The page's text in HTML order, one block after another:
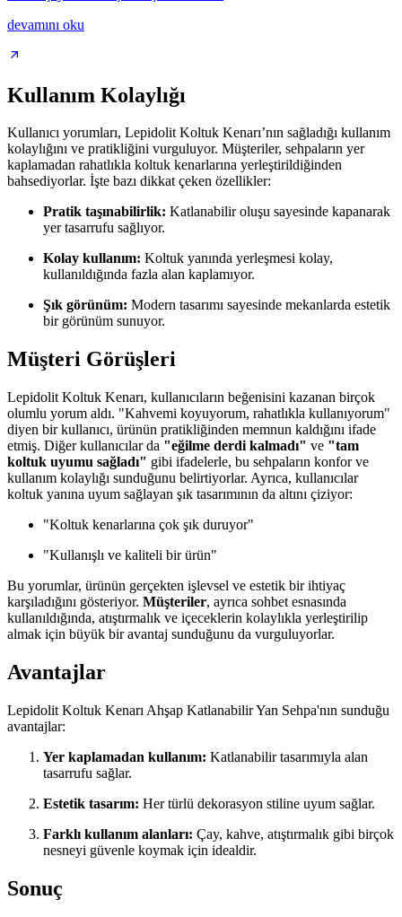
devamını oku
Kullanım Kolaylığı
Kullanıcı yorumları, Lepidolit Koltuk Kenarı’nın sağladığı kullanım
kolaylığını ve pratikliğini vurguluyor. Müşteriler, sehpaların yer
kaplamadan rahatlıkla koltuk kenarlarına yerleştirildiğinden
bahsediyorlar. İşte bazı dikkat çeken özellikler:
Pratik taşınabilirlik: Katlanabilir oluşu sayesinde kapanarak
yer tasarrufu sağlıyor.
Kolay kullanım: Koltuk yanında yerleşmesi kolay,
kullanıldığında fazla alan kaplamıyor.
Şık görünüm: Modern tasarımı sayesinde mekanlarda estetik
bir görünüm sunuyor.
Müşteri Görüşleri
Lepidolit Koltuk Kenarı, kullanıcıların beğenisini kazanan birçok
olumlu yorum aldı. "Kahvemi koyuyorum, rahatlıkla kullanıyorum"
diyen bir kullanıcı, ürünün pratikliğinden memnun kaldığını ifade
etmiş. Diğer kullanıcılar da "eğilme derdi kalmadı" ve "tam
koltuk uyumu sağladı" gibi ifadelerle, bu sehpaların konfor ve
kullanım kolaylığı sunduğunu belirtiyorlar. Ayrıca, kullanıcılar
koltuk yanına uyum sağlayan şık tasarımının da altını çiziyor:
"Koltuk kenarlarına çok şık duruyor"
"Kullanışlı ve kaliteli bir ürün"
Bu yorumlar, ürünün gerçekten işlevsel ve estetik bir ihtiyaç
karşıladığını gösteriyor. Müşteriler, ayrıca sohbet esnasında
kullanıldığında, atıştırmalık ve içeceklerin kolaylıkla yerleştirilip
almak için büyük bir avantaj sunduğunu da vurguluyorlar.
Avantajlar
Lepidolit Koltuk Kenarı Ahşap Katlanabilir Yan Sehpa'nın sunduğu
avantajlar:
Yer kaplamadan kullanım: Katlanabilir tasarımıyla alan
tasarrufu sağlar.
Estetik tasarım: Her türlü dekorasyon stiline uyum sağlar.
Farklı kullanım alanları: Çay, kahve, atıştırmalık gibi birçok
nesneyi güvenle koymak için idealdir.
Sonuç